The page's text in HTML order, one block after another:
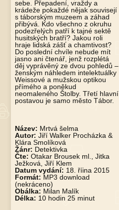
sebe. Přepadení, vraždy a
krádeže pokaždé nějak souvisejí
s táborským muzeem a záhad
přibývá. Kdo všechno z okruhu
podezřelých patří k tajné sektě
husitských bratří? Jakou roli
hraje lidská zášť a chamtivost?
Do poslední chvíle nebude mít
jasno ani čtenář, jenž rozplétá
děj vyprávěný ze dvou pohledů –
ženským náhledem intelektuálky
Weissové a mužskou optikou
přímého a poněkud
neomaleného Štolby. Třetí hlavní
postavou je samo město Tábor.
Název: Mrtvá šelma
Autor: Jiří Walker Procházka &
Klára Smolíková
Žánr: Detektivka
Čte: Otakar Brousek ml., Jitka
Ježková, Jiří Klem
Datum vydání: 18. říina 2015
Formát: MP3 download
(nekráceno)
Obálka: Milan Malík
Délka: 10 hodin 25 minut